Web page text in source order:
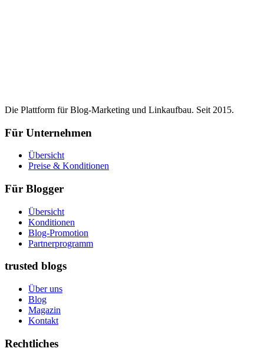
Die Plattform für Blog-Marketing und Linkaufbau. Seit 2015.
Für Unternehmen
Übersicht
Preise & Konditionen
Für Blogger
Übersicht
Konditionen
Blog-Promotion
Partnerprogramm
trusted blogs
Über uns
Blog
Magazin
Kontakt
Rechtliches